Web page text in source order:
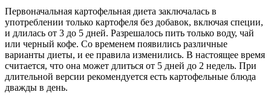
Первоначальная картофельная диета заключалась в
употреблении только картофеля без добавок, включая специи,
и длилась от 3 до 5 дней. Разрешалось пить только воду, чай
или черный кофе. Со временем появились различные
варианты диеты, и ее правила изменились. В настоящее время
считается, что она может длиться от 5 дней до 2 недель. При
длительной версии рекомендуется есть картофельные блюда
дважды в день.